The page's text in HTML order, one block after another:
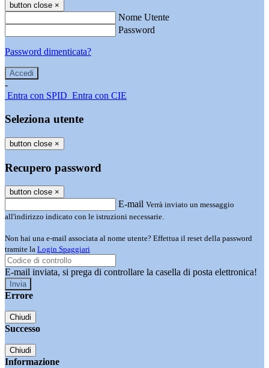
button close ×
Nome Utente
Password
Password dimenticata?
-
Entra con SPID Entra con CIE
Seleziona utente
button close ×
Recupero password
button close ×
E-mail Verrà inviato un messaggio
all'indirizzo indicato con le istruzioni necessarie.
Non hai una e-mail associata al nome utente? Effettua il reset della password
tramite la Login Spaggiari
E-mail inviata, si prega di controllare la casella di posta elettronica!
Errore
Chiudi
Successo
Chiudi
Informazione